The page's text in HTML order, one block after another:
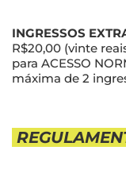
INGRESSOS
R$20,00 (vinte
para ACESSO
máxima de 2